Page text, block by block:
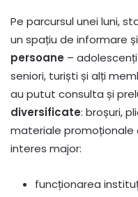
Pe parcursul unei luni,
un spațiu de informare
persoane –
seniori, turiști și alți
au putut consulta și
diversificate: broșuri,
materiale
interes major:
funcționarea